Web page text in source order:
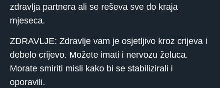
zdravlja partnera ali se reševa sve do kraja
mjeseca.
ZDRAVLJE: Zdravlje vam je osjetljivo kroz crijeva i
debelo crijevo. Možete imati i nervozu želuca.
Morate smiriti misli kako bi se stabilizirali i
oporavili.